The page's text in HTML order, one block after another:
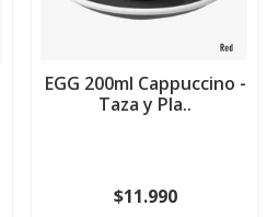
EGG 200ml Cappuccino -
Taza y Pla..
$11.990